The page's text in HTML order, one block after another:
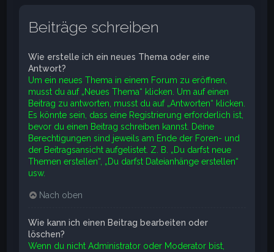
Beiträge schreiben
Wie erstelle ich ein neues Thema oder eine
Antwort?
Um ein neues Thema in einem Forum zu eröffnen,
musst du auf „Neues Thema“ klicken. Um auf einen
Beitrag zu antworten, musst du auf „Antworten“ klicken.
Es könnte sein, dass eine Registrierung erforderlich ist,
bevor du einen Beitrag schreiben kannst. Deine
Berechtigungen sind jeweils am Ende der Foren- und
der Beitragsansicht aufgelistet. Z. B. „Du darfst neue
Themen erstellen“, „Du darfst Dateianhänge erstellen“
usw.
Nach oben
Wie kann ich einen Beitrag bearbeiten oder
löschen?
Wenn du nicht Administrator oder Moderator bist,